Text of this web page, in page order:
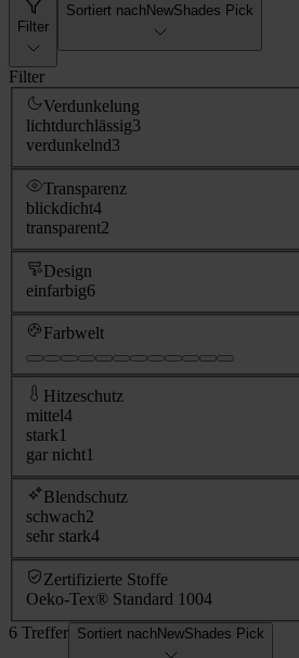
Filter
Sortiert nachNewShades Pick
Filter
Verdunkelung
lichtdurchlässig3
verdunkelnd3
Transparenz
blickdicht4
transparent2
Design
einfarbig6
Farbwelt
Hitzeschutz
mittel4
stark1
gar nicht1
Blendschutz
schwach2
sehr stark4
Zertifizierte Stoffe
Oeko-Tex® Standard 1004
6 Treffer Sortiert nachNewShades Pick